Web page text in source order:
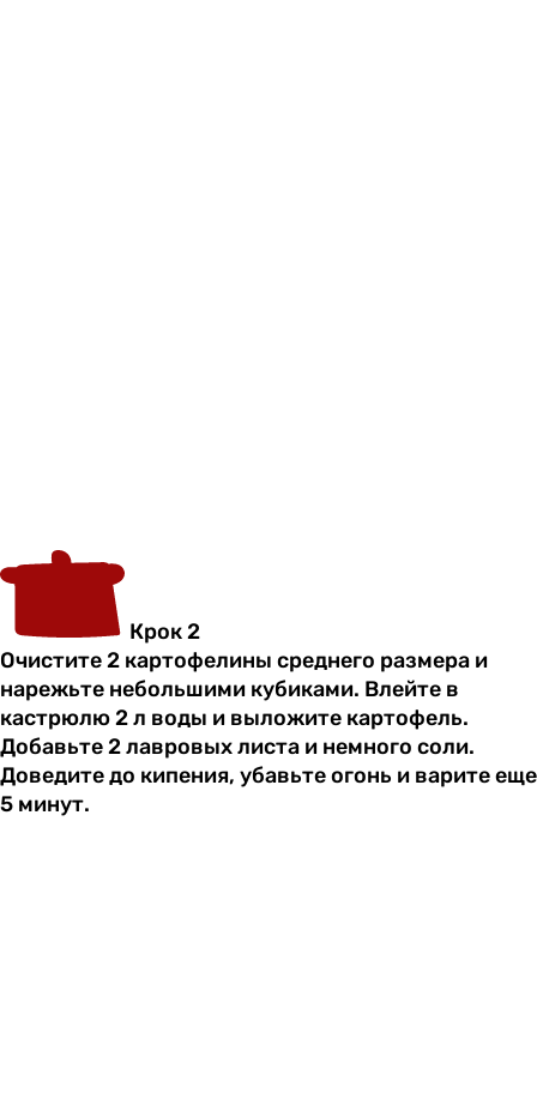
Крок 2
Очистите 2 картофелины среднего размера и
нарежьте небольшими кубиками. Влейте в
кастрюлю 2 л воды и выложите картофель.
Добавьте 2 лавровых листа и немного соли.
Доведите до кипения, убавьте огонь и варите еще
5 минут.